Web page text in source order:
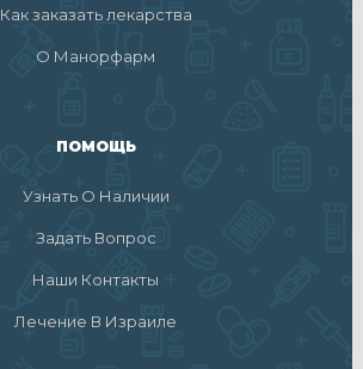
Как заказать лекарства
О Манорфарм
ПОМОЩЬ
Узнать О Наличии
Задать Вопрос
Наши Контакты
Лечение В Израиле